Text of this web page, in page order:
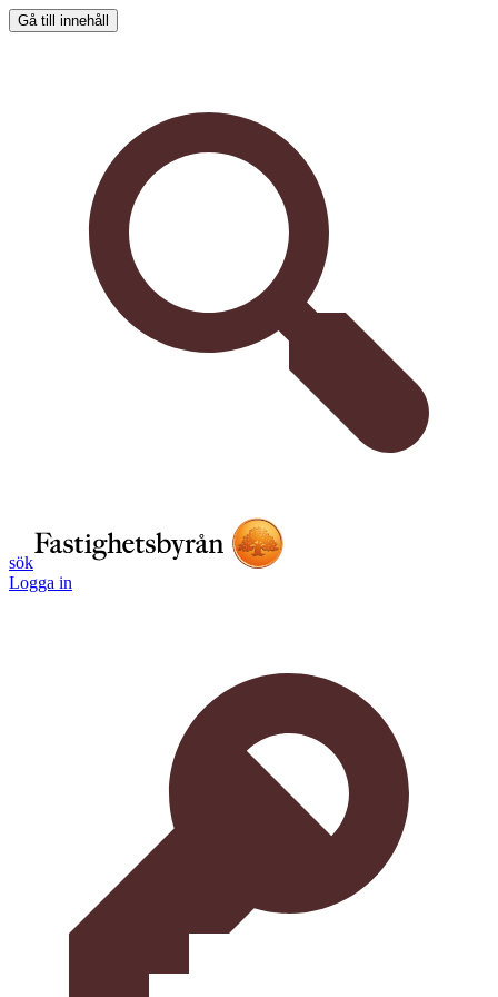
Gå till innehåll
sök
Logga in